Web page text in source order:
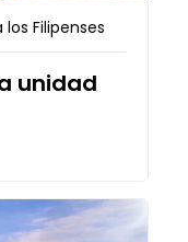
Filipenses
unidad